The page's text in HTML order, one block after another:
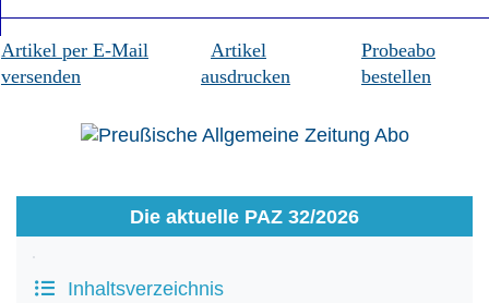
Artikel per E-Mail
versenden
Artikel
ausdrucken
Probeabo
bestellen
Die aktuelle PAZ 32/2026
Inhaltsverzeichnis